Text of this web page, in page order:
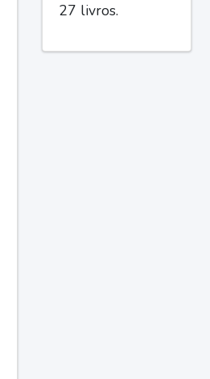
27 livros.